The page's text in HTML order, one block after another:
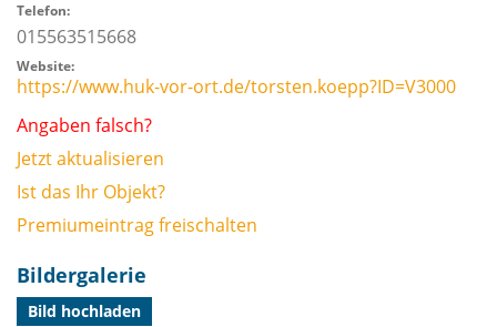
Telefon:
015563515668
Website:
https://www.huk-vor-ort.de/torsten.koepp?ID=V3000
Angaben falsch?
Jetzt aktualisieren
Ist das Ihr Objekt?
Premiumeintrag freischalten
Bildergalerie
Bild hochladen